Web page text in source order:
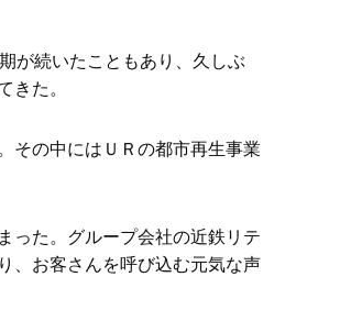
が続いたこともあり、久しぶ
きた。
その中にはＵＲの都市再生事業
った。グループ会社の近鉄リテ
、お客さんを呼び込む元気な声